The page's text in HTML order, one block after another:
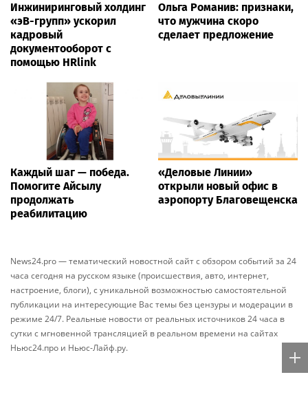
Инжиниринговый холдинг
«эВ-групп» ускорил
кадровый
документооборот с
помощью HRlink
Ольга Романив: признаки,
что мужчина скоро
сделает предложение
Каждый шаг — победа.
Помогите Айсылу
продолжать
реабилитацию
«Деловые Линии»
открыли новый офис в
аэропорту Благовещенска
News24.pro — тематический новостной сайт с обзором событий за 24
часа сегодня на русском языке (происшествия, авто, интернет,
настроение, блоги), с уникальной возможностью самостоятельной
публикации на интересующие Вас темы без цензуры и модерации в
режиме 24/7. Реальные новости от реальных источников 24 часа в
сутки с мгновенной трансляцией в реальном времени на сайтах
Ньюс24.про и Ньюс-Лайф.ру.